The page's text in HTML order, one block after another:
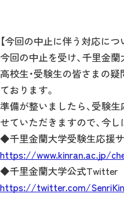
【今回の中止に伴う対応につ
今回の中止を受け、千里金
高校生・受験生の皆さまの
ております。
準備が整いましたら、受験
せていただきますので、今
◆千里金蘭大学受験生応援
https://www.kinran.ac.jp/
◆千里金蘭大学公式Twitter
https://twitter.com/